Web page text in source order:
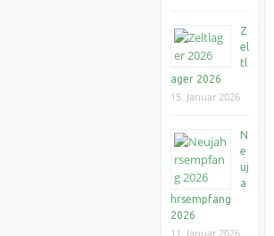
Z
el
tl
ager 2026
15. Januar 2026
N
e
uj
a
hrsempfang
2026
11. Januar 2026